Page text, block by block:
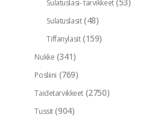
Sulatuslasi- tarvikkeet
Sulatuslasit (48)
Tiffanylasit (159)
Nukke (341)
Posliini (769)
Taidetarvikkeet (2750)
Tussit (904)